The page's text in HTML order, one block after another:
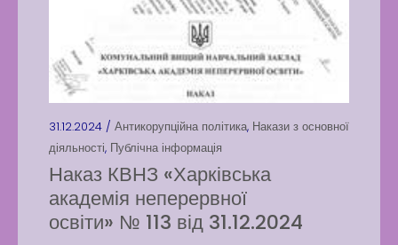
31.12.2024 / Антикорупційна політика, Накази з основної
діяльності, Публічна інформація
Наказ КВНЗ «Харківська
академія неперервної
освіти» № 113 від 31.12.2024